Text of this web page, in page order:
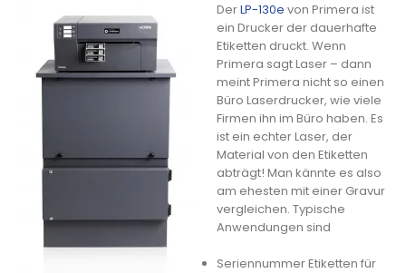
DerLP-130e von Primera ist
ein Drucker der dauerhafte
Etiketten druckt. Wenn
Primera sagt Laser – dann
meint Primera nicht so einen
Büro Laserdrucker, wie viele
Firmen ihn im Büro haben. Es
ist ein echter Laser, der
Material von den Etiketten
abträgt! Man kännte es also
am ehesten mit einer Gravur
vergleichen. Typische
Anwendungen sind
Seriennummer Etiketten für